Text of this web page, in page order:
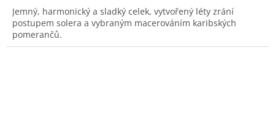
Jemný, harmonický a sladký celek, vytvořený léty zrání
postupem solera a vybraným macerováním karibských
pomerančů.